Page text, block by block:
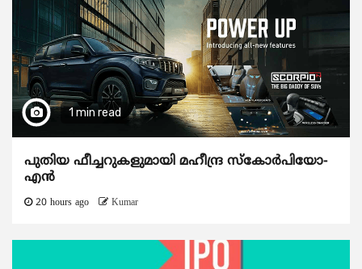
1 min read
പുതിയ ഫീച്ചറുകളുമായി മഹീന്ദ്ര സ്കോർപിയോ-
എൻ
20 hours ago Kumar